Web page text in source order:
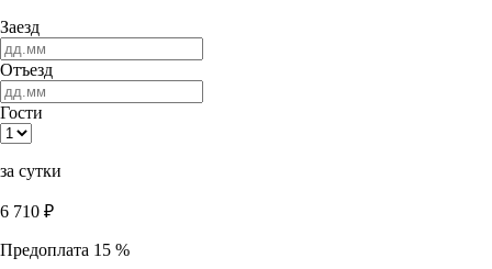
Заезд
Отъезд
Гости
за сутки
6 710 ₽
Предоплата 15 %